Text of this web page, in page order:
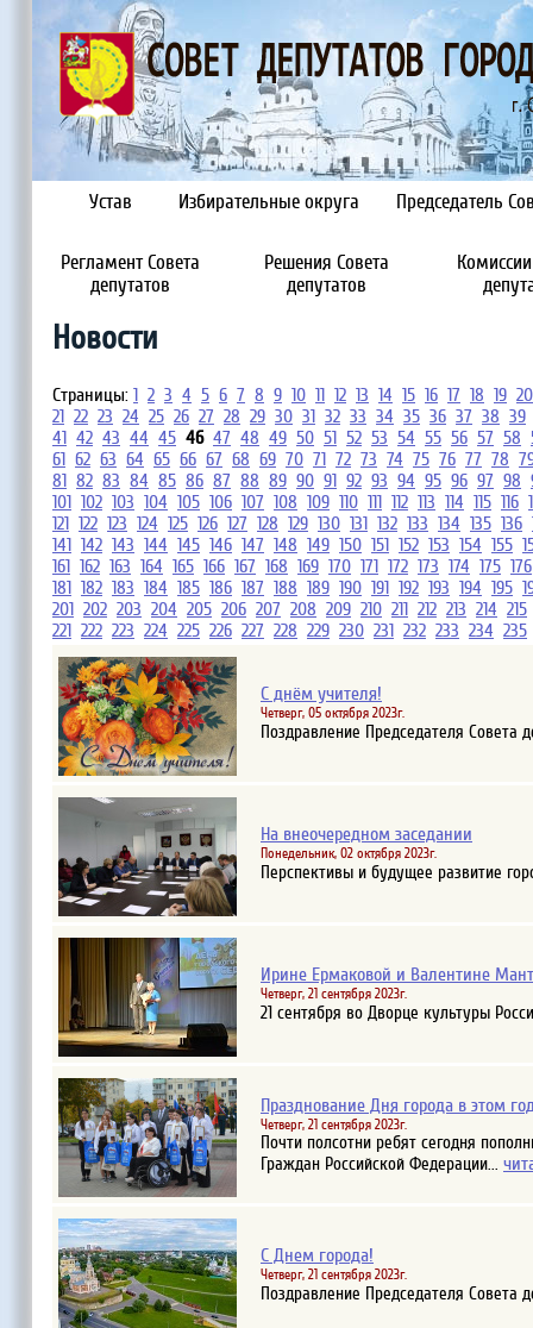
Устав Избирательные округа Председатель
Регламент Совета
депутатов
Решения Совета
депутатов
Новости
Страницы: 1 2 3 4 5 6 7 8 9 10 11 12 13 14 15 16 17 18 19 20
21 22 23 24 25 26 27 28 29 30 31 32 33 34 35 36 37 38 39
41 42 43 44 45 46 47 48 49 50 51 52 53 54 55 56 57 58
61 62 63 64 65 66 67 68 69 70 71 72 73 74 75 76 77 78
81 82 83 84 85 86 87 88 89 90 91 92 93 94 95 96 97 98
101 102 103 104 105 106 107 108 109 110 111 112 113 114 115 116
121 122 123 124 125 126 127 128 129 130 131 132 133 134 135 136
141 142 143 144 145 146 147 148 149 150 151 152 153 154 155
161 162 163 164 165 166 167 168 169 170 171 172 173 174 175 176
181 182 183 184 185 186 187 188 189 190 191 192 193 194 195
201 202 203 204 205 206 207 208 209 210 211 212 213 214 215
221 222 223 224 225 226 227 228 229 230 231 232 233 234 235
С днём учителя!
Четверг, 05 октября 2023г.
Поздравление Председателя Совета
На внеочередном заседании
Понедельник, 02 октября 2023г.
Перспективы и будущее развитие
Ирине Ермаковой и Валентине
Четверг, 21 сентября 2023г.
21 сентября во Дворце культуры
Празднование Дня города в этом
Четверг, 21 сентября 2023г.
Почти полсотни ребят сегодня
Граждан Российской Федерации...
С Днем города!
Четверг, 21 сентября 2023г.
Поздравление Председателя Совета